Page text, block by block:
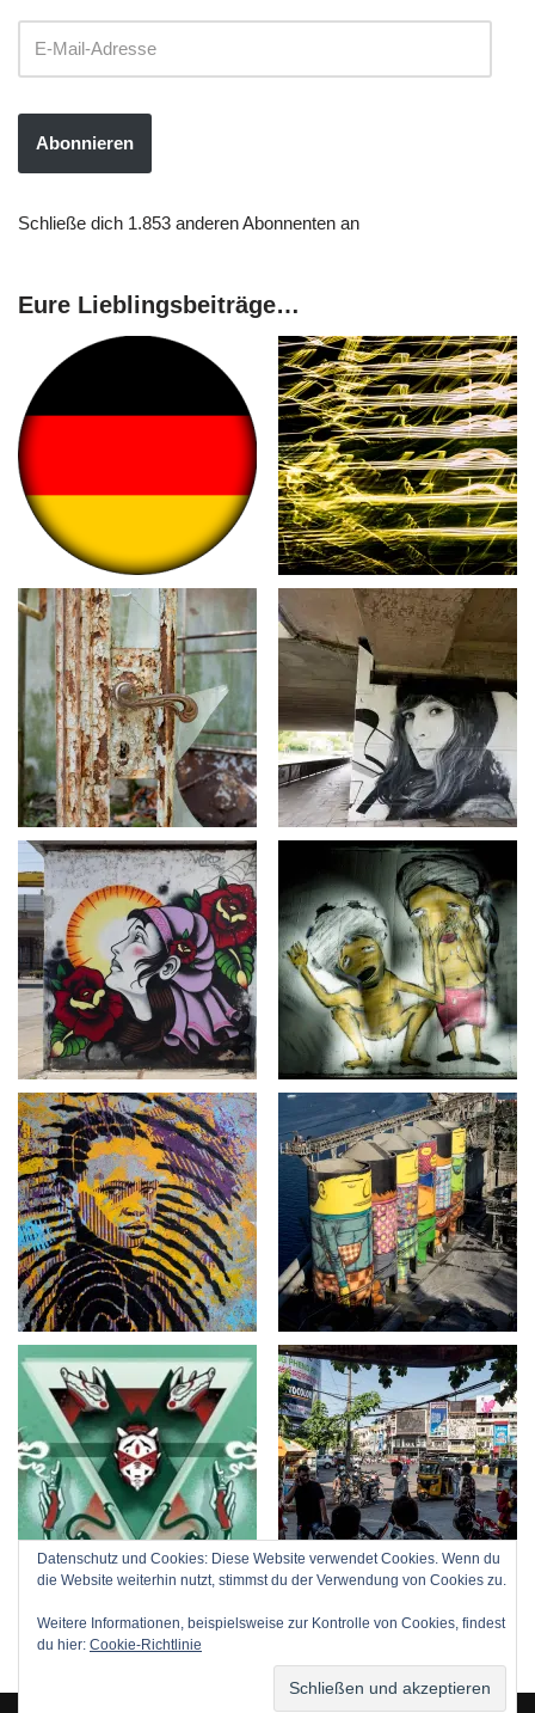
Abonnieren
Schließe dich 1.853 anderen Abonnenten an
Eure Lieblingsbeiträge…
Datenschutz und Cookies: Diese Website verwendet Cookies. Wenn du
die Website weiterhin nutzt, stimmst du der Verwendung von Cookies zu.
Weitere Informationen, beispielsweise zur Kontrolle von Cookies, findest
du hier: Cookie-Richtlinie